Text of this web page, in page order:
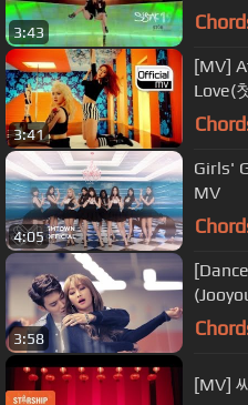
3:43
3:41
[MV]
Love(
4:05
Girls'
MV
3:58
영상
[MV]